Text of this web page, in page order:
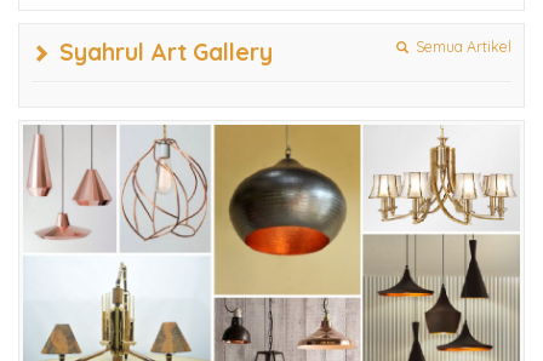
Syahrul Art Gallery Semua Artikel